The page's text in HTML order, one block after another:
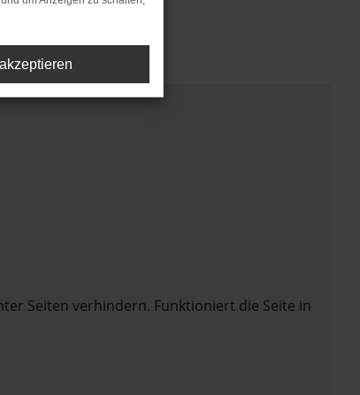
Seiten verhindern. Funktioniert die Seite in